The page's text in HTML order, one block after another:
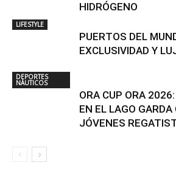
HIDRÓGENO
LIFESTYLE
PUERTOS DEL
EXCLUSIVIDAD Y
DEPORTES
NÁUTICOS
ORA CUP ORA
EN EL LAGO
JÓVENES